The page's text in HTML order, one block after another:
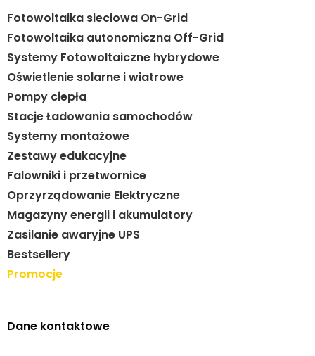
Fotowoltaika sieciowa On-Grid
Fotowoltaika autonomiczna Off-Grid
Systemy Fotowoltaiczne hybrydowe
Oświetlenie solarne i wiatrowe
Pompy ciepła
Stacje Ładowania samochodów
Systemy montażowe
Zestawy edukacyjne
Falowniki i przetwornice
Oprzyrządowanie Elektryczne
Magazyny energii i akumulatory
Zasilanie awaryjne UPS
Bestsellery
Promocje
Dane kontaktowe